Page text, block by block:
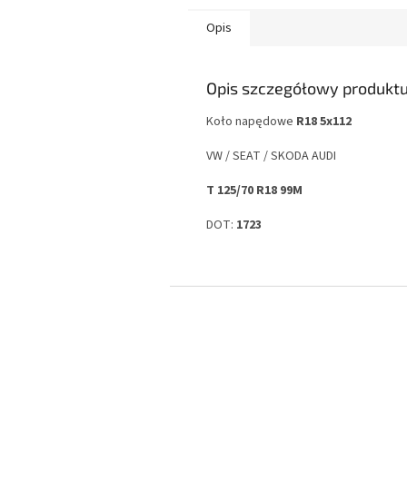
Opis
Opis szczegółowy
Koło napędowe R18 5x112
VW / SEAT / SKODA AUDI
T 125/70 R18 99M
DOT: 1723